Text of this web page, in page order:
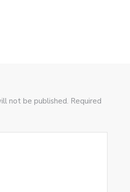
not be published. Required